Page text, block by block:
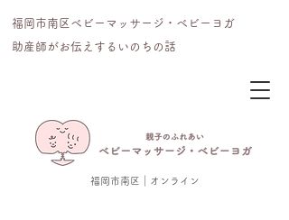
福岡市南区｜オンライン
福岡市南区ベビーマッサージ・ベビーヨガ
​助産師がお伝えするいのちの話